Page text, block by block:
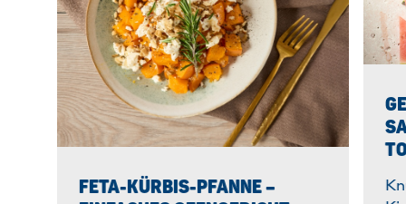
FETA-KÜRBIS-PFANNE –